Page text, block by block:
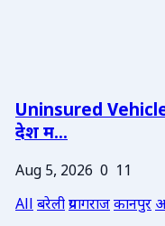
Uninsured
देश म...
Aug 5, 2026 0 11
Allबरेलीप्रयागराजकानपुर